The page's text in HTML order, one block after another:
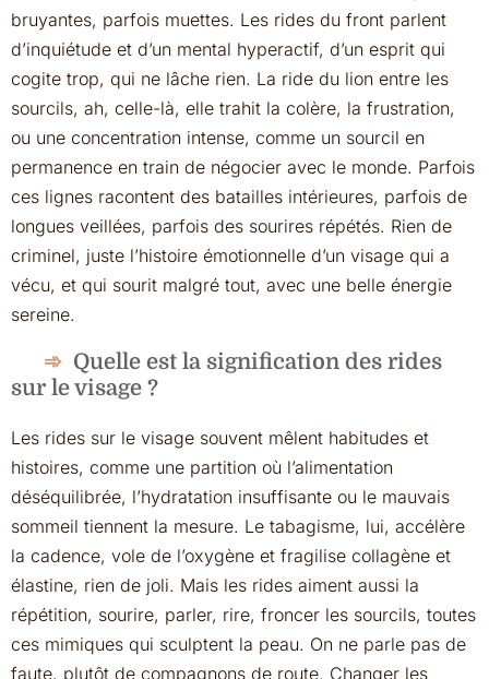
bruyantes, parfois muettes. Les rides du front parlent
d’inquiétude et d’un mental hyperactif, d’un esprit qui
cogite trop, qui ne lâche rien. La ride du lion entre les
sourcils, ah, celle-là, elle trahit la colère, la frustration,
ou une concentration intense, comme un sourcil en
permanence en train de négocier avec le monde. Parfois
ces lignes racontent des batailles intérieures, parfois de
longues veillées, parfois des sourires répétés. Rien de
criminel, juste l’histoire émotionnelle d’un visage qui a
vécu, et qui sourit malgré tout, avec une belle énergie
sereine.
Quelle est la signification des rides
sur le visage ?
Les rides sur le visage souvent mêlent habitudes et
histoires, comme une partition où l’alimentation
déséquilibrée, l’hydratation insuffisante ou le mauvais
sommeil tiennent la mesure. Le tabagisme, lui, accélère
la cadence, vole de l’oxygène et fragilise collagène et
élastine, rien de joli. Mais les rides aiment aussi la
répétition, sourire, parler, rire, froncer les sourcils, toutes
ces mimiques qui sculptent la peau. On ne parle pas de
faute, plutôt de compagnons de route. Changer les